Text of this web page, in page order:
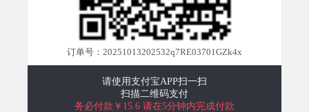
订单号：20251013202532q7RE03701GZk4x
请使用支付宝APP扫一扫
扫描二维码支付
务必付款￥15.6 请在5分钟内完成付款